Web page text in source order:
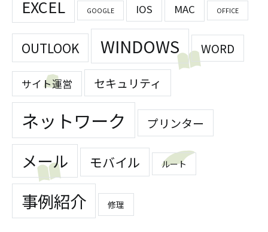
EXCEL GOOGLE IOS MAC OFFICE
OUTLOOK WINDOWS WORD
サイト運営 セキュリティ
ネットワーク プリンター
メール モバイル ルート
事例紹介 修理